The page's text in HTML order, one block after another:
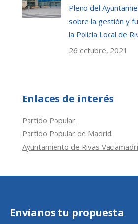
Pleno del
sobre la gestión y
la Policía Local de
26 octubre, 2021
Enlaces de interés
Partido Popular
Partido Popular de Madrid
Ayuntamiento de Rivas
Envíanos tu propuesta